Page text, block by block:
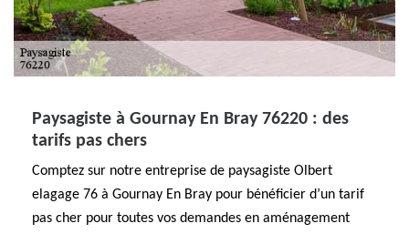
Paysagiste à Gournay En Bray 76220 : des
tarifs pas chers
Comptez sur notre entreprise de paysagiste Olbert
elagage 76 à Gournay En Bray pour bénéficier d’un tarif
pas cher pour toutes vos demandes en aménagement